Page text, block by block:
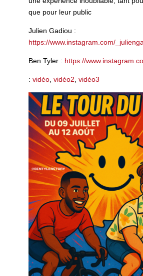
que pour leur public
Julien Gadiou :
https://www.instagram.com/
Ben Tyler : https://
: vidéo, vidéo2 vidéo3